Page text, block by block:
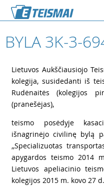
BYLA 3K-3-
Lietuvos Aukščiausiojo
kolegija, susidedanti iš
Rudėnaitės (kolegijos
(pranešėjas),
teismo posėdyje
išnagrinėjo civilinę bylą
,,Specializuotas
apygardos teismo 2014
Lietuvos apeliacinio
kolegijos 2015 m. kovo 27